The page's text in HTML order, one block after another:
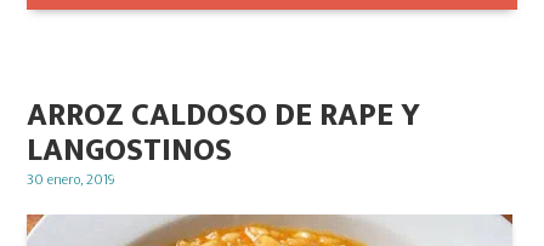
ARROZ CALDOSO DE RAPE Y
LANGOSTINOS
Posted
30 enero, 2019